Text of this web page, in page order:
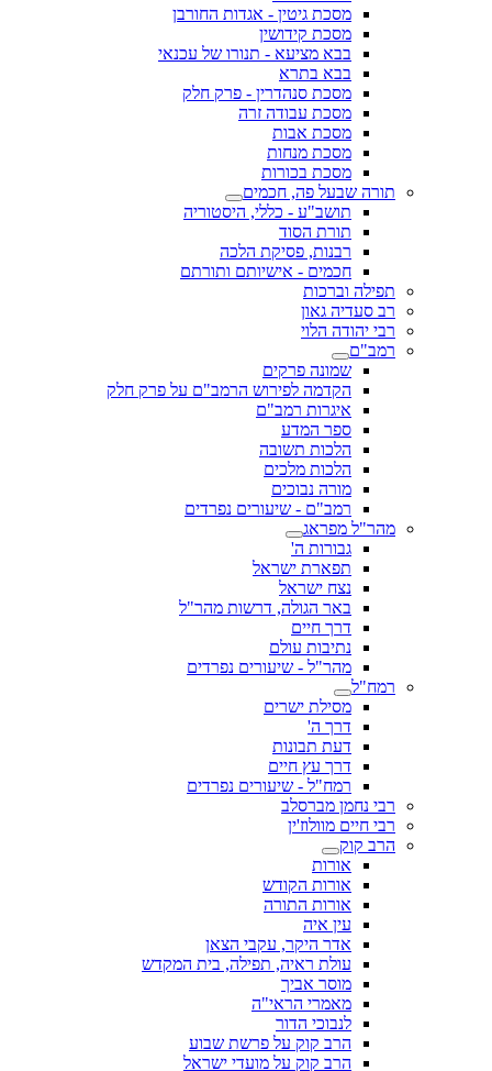
מסכת גיטין - אגדות החורבן
מסכת קידושין
בבא מציעא - תנורו של עכנאי
בבא בתרא
מסכת סנהדרין - פרק חלק
מסכת עבודה זרה
מסכת אבות
מסכת מנחות
מסכת בכורות
תורה שבעל פה, חכמים
תושב"ע - כללי, היסטוריה
תורת הסוד
רבנות, פסיקת הלכה
חכמים - אישיותם ותורתם
תפילה וברכות
רב סעדיה גאון
רבי יהודה הלוי
רמב"ם
שמונה פרקים
הקדמה לפירוש הרמב"ם על פרק חלק
איגרות רמב"ם
ספר המדע
הלכות תשובה
הלכות מלכים
מורה נבוכים
רמב"ם - שיעורים נפרדים
מהר"ל מפראג
גבורות ה'
תפארת ישראל
נצח ישראל
באר הגולה, דרשות מהר"ל
דרך חיים
נתיבות עולם
מהר"ל - שיעורים נפרדים
רמח"ל
מסילת ישרים
דרך ה'
דעת תבונות
דרך עץ חיים
רמח"ל - שיעורים נפרדים
רבי נחמן מברסלב
רבי חיים מוולוז'ין
הרב קוק
אורות
אורות הקודש
אורות התורה
עין איה
אדר היקר, עקבי הצאן
עולת ראיה, תפילה, בית המקדש
מוסר אביך
מאמרי הראי"ה
לנבוכי הדור
הרב קוק על פרשת שבוע
הרב קוק על מועדי ישראל